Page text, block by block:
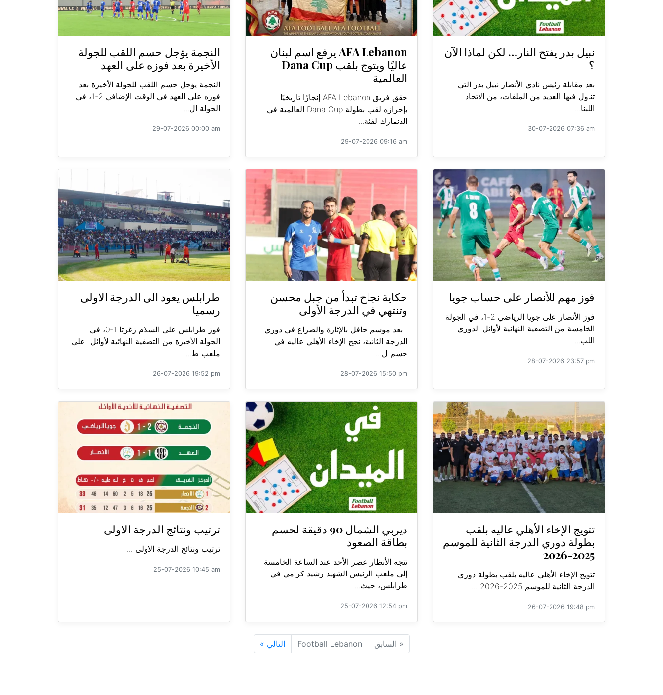
نبيل بدر يفتح النار… لكن لماذا الآن
؟
بعد مقابلة رئيس نادي الأنصار نبيل بدر التي
تناول فيها العديد من الملفات، من الاتحاد
اللبنا...
30-07-2026 07:36 am
AFA Lebanon يرفع اسم لبنان
عاليًا ويتوج بلقب Dana Cup
العالمية
حقق فريق AFA Lebanon إنجازًا تاريخيًا
بإحرازه لقب بطولة Dana Cup العالمية في
الدنمارك لفئة...
29-07-2026 09:16 am
النجمة يؤجل حسم اللقب للجولة
الأخيرة بعد فوزه على العهد
النجمة يؤجل حسم اللقب للجولة الأخيرة بعد
فوزه على العهد في الوقت الإضافي 2-1، في
الجولة ال...
29-07-2026 00:00 am
فوز مهم للأنصار على حساب جويا
فوز الأنصار على جويا الرياضي 2-1، في الجولة
الخامسة من التصفية النهائية لأوائل الدوري
اللب...
28-07-2026 23:57 pm
حكاية نجاح تبدأ من جبل محسن
وتنتهي في الدرجة الأولى
بعد موسم حافل بالإثارة والصراع في دوري
الدرجة الثانية، نجح الإخاء الأهلي عاليه في
حسم ل...
28-07-2026 15:50 pm
طرابلس يعود الى الدرجة الاولى
رسميا
فوز طرابلس على السلام زغرتا 1-0، في
الجولة الأخيرة من التصفية النهائية لأوائل على
ملعب ط...
26-07-2026 19:52 pm
تتويج الإخاء الأهلي عاليه بلقب
بطولة دوري الدرجة الثانية للموسم
2025-2026
تتويج الإخاء الأهلي عاليه بلقب بطولة دوري
الدرجة الثانية للموسم 2025-2026 ...
26-07-2026 19:48 pm
ديربي الشمال 90 دقيقة لحسم
بطاقة الصعود
تتجه الأنظار عصر الأحد عند الساعة الخامسة
إلى ملعب الرئيس الشهيد رشيد كرامي في
طرابلس، حيث...
25-07-2026 12:54 pm
ترتيب ونتائج الدرجة الاولى
ترتيب ونتائج الدرجة الاولى ...
25-07-2026 10:45 am
« السابق Football Lebanon التالي »